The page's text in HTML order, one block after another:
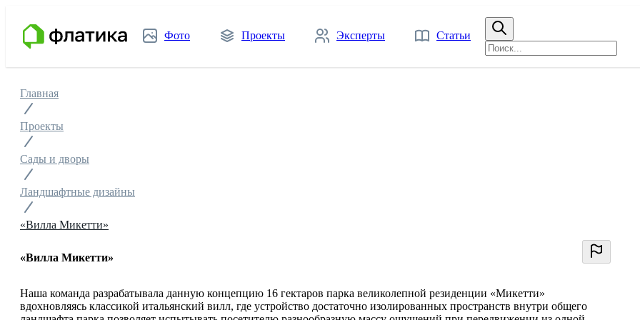
Фото Проекты Эксперты Статьи
Главная
Проекты
Сады и дворы
Ландшафтные дизайны
«Вилла Микетти»
«Вилла Микетти»
Наша команда разрабатывала данную концепцию 16 гектаров парка великолепной резиденции «Микетти»
вдохновляясь классикой итальянский вилл, где устройство достаточно изолированных пространств внутри общего